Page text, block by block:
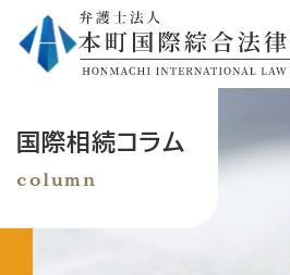
HOME
国際相続コラム
column